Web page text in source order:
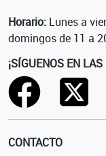
Horario: Lunes a
domingos de 11 a
¡SÍGUENOS EN
CONTACTO